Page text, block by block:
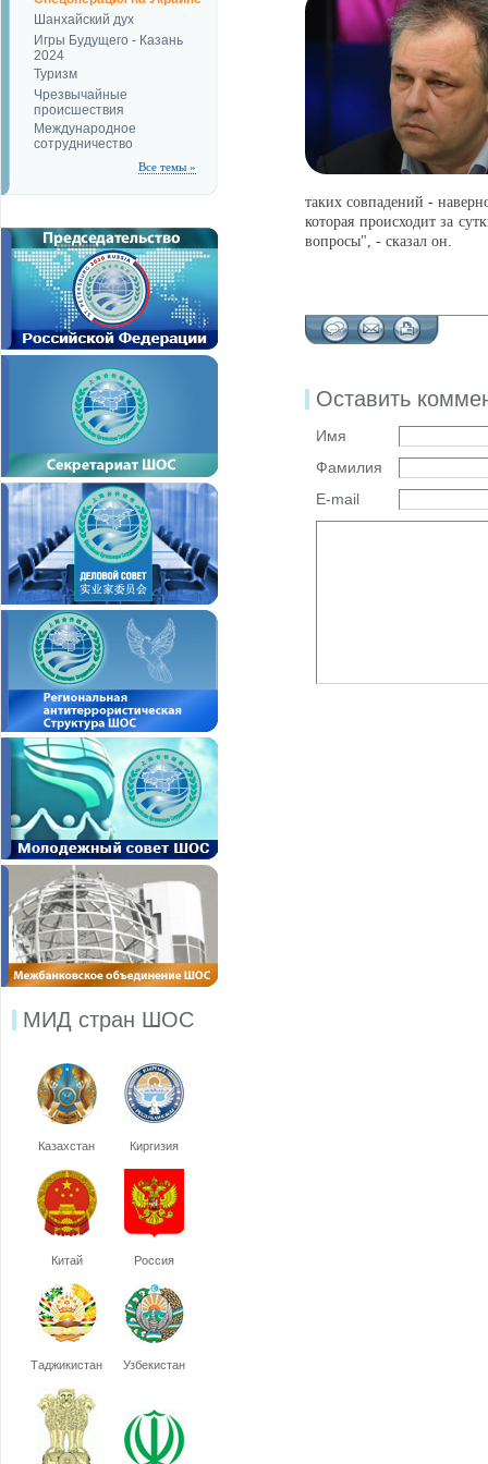
Шанхайский дух
Игры Будущего - Казань
2024
Туризм
Чрезвычайные
происшествия
Международное
сотрудничество
Все темы »
МИД стран ШОС
Казахстан Киргизия
Китай Россия
Таджикистан Узбекистан
таких совпадений -
которая происходит за
вопросы", - сказал он.
Оставить
Имя
Фамилия
E-mail